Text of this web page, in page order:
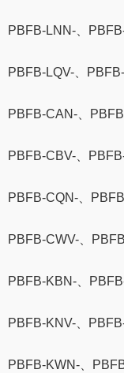
PBFB-LNN-、
PBFB-LQV-、
PBFB-CAN-、
PBFB-CBV-、
PBFB-CQN-、
PBFB-CWV-、
PBFB-KBN-、
PBFB-KNV-、
PBFB-KWN-、